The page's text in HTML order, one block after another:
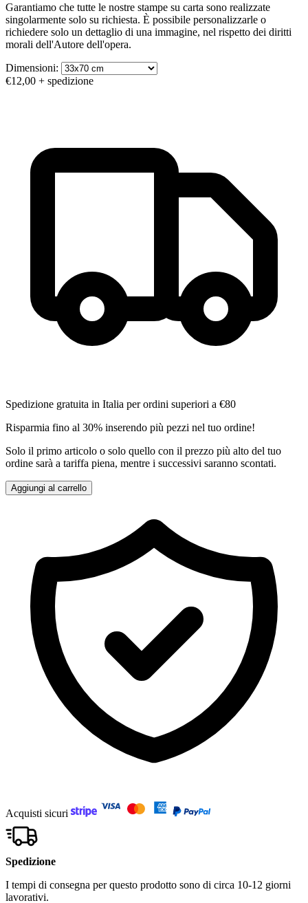
Garantiamo che tutte le nostre stampe su carta sono realizzate
singolarmente solo su richiesta. È possibile personalizzarle o
richiedere solo un dettaglio di una immagine, nel rispetto dei diritti
morali dell'Autore dell'opera.
Dimensioni:
€12,00 + spedizione
Spedizione gratuita in Italia per ordini superiori a €80
Risparmia fino al 30% inserendo più pezzi nel tuo ordine!
Solo il primo articolo o solo quello con il prezzo più alto del tuo
ordine sarà a tariffa piena, mentre i successivi saranno scontati.
Aggiungi al carrello
Acquisti sicuri
Spedizione
I tempi di consegna per questo prodotto sono di circa 10-12 giorni
lavorativi.